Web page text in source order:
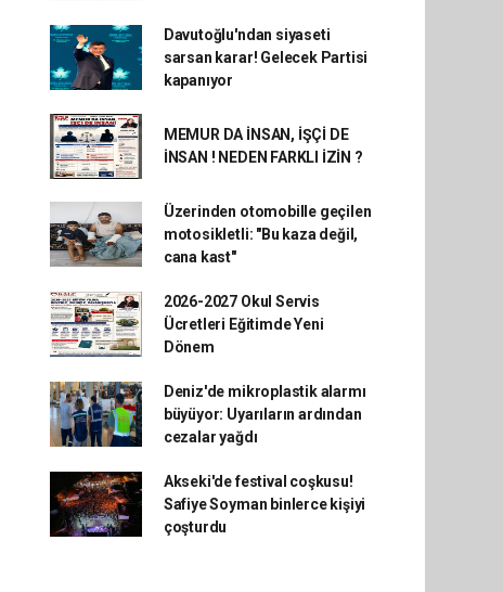
Davutoğlu'ndan siyaseti
sarsan karar! Gelecek Partisi
kapanıyor
MEMUR DA İNSAN, İŞÇİ DE
İNSAN ! NEDEN FARKLI İZİN ?
Üzerinden otomobille geçilen
motosikletli: "Bu kaza değil,
cana kast"
2026-2027 Okul Servis
Ücretleri Eğitimde Yeni
Dönem
Deniz'de mikroplastik alarmı
büyüyor: Uyarıların ardından
cezalar yağdı
Akseki'de festival coşkusu!
Safiye Soyman binlerce kişiyi
çoşturdu